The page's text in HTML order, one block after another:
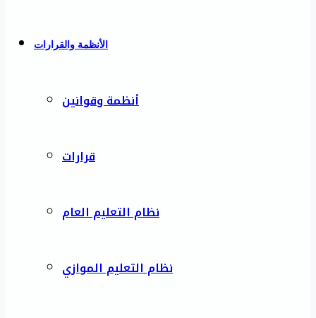
الأنظمة والقرارات
أنظمة وقوانين
قرارات
نظام التعليم العام
نظام التعليم الموازي